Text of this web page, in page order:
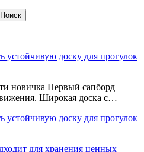
устойчивую доску для прогулок
новичка Первый сапборд
Широкая доска с…
устойчивую доску для прогулок
для хранения ценных